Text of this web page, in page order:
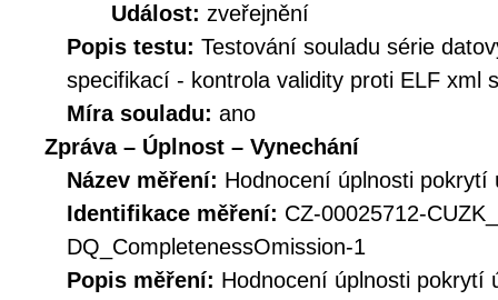
Událost: zveřejnění
Popis testu: Testování souladu série
specifikací - kontrola validity proti ELF xml
Míra souladu: ano
Zpráva – Úplnost – Vynechání
Název měření: Hodnocení úplnosti
Identifikace měření: CZ-00025712-
DQ_CompletenessOmission-1
Popis měření: Hodnocení úplnosti pokrytí